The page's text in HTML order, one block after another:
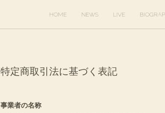
HOME NEWS LIVE
特定商取引法に基づく表記
事業者の名称